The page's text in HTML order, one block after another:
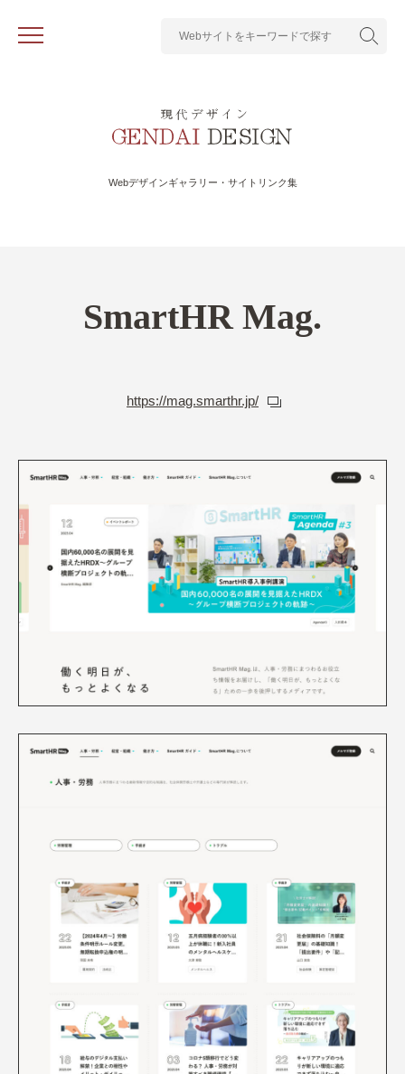
Webデザインギャラリー・サイトリンク集
SmartHR Mag.
https://mag.smarthr.jp/